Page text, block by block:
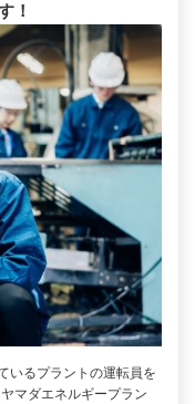
！
いるプラントの運転員を
マダエネルギープラン